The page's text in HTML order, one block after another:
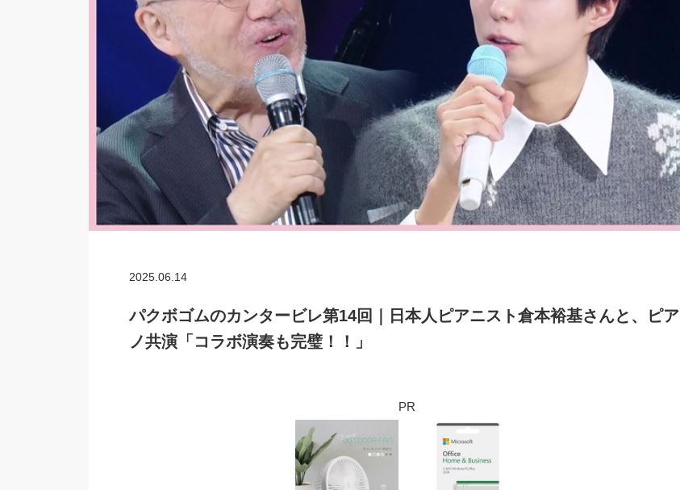
2025.06.14
パクボゴムのカンタービレ第14回｜日本人ピアニスト倉本裕基さんと、ピア
ノ共演「コラボ演奏も完璧！！」
PR